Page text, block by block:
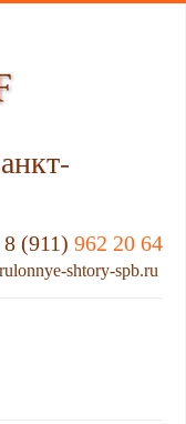
8 (911) 962 20 64
rulonnye-shtory-spb.ru